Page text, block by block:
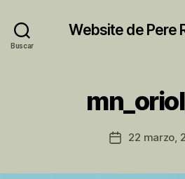
Buscar
Website de Pere
de
Fecha22 marzo,